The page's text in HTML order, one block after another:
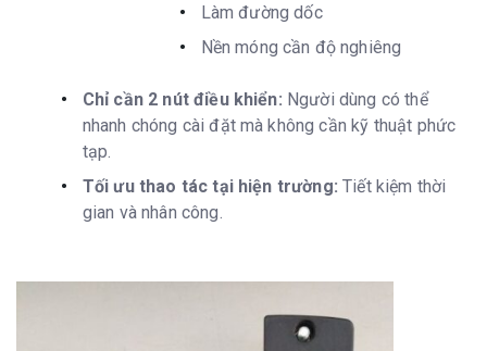
Làm đường dốc
Nền móng cần độ nghiêng
Chỉ cần 2 nút điều khiển: Người dùng có thể
nhanh chóng cài đặt mà không cần kỹ thuật phức
tạp.
Tối ưu thao tác tại hiện trường:Tiết kiệm thời
gian và nhân công.